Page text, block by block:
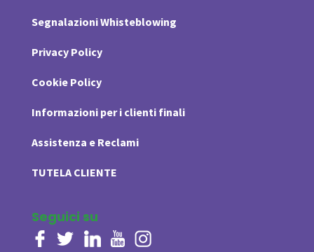
Segnalazioni Whisteblowing
Privacy Policy
Cookie Policy
Informazioni per i clienti finali
Assistenza e Reclami
TUTELA CLIENTE
Seguici su